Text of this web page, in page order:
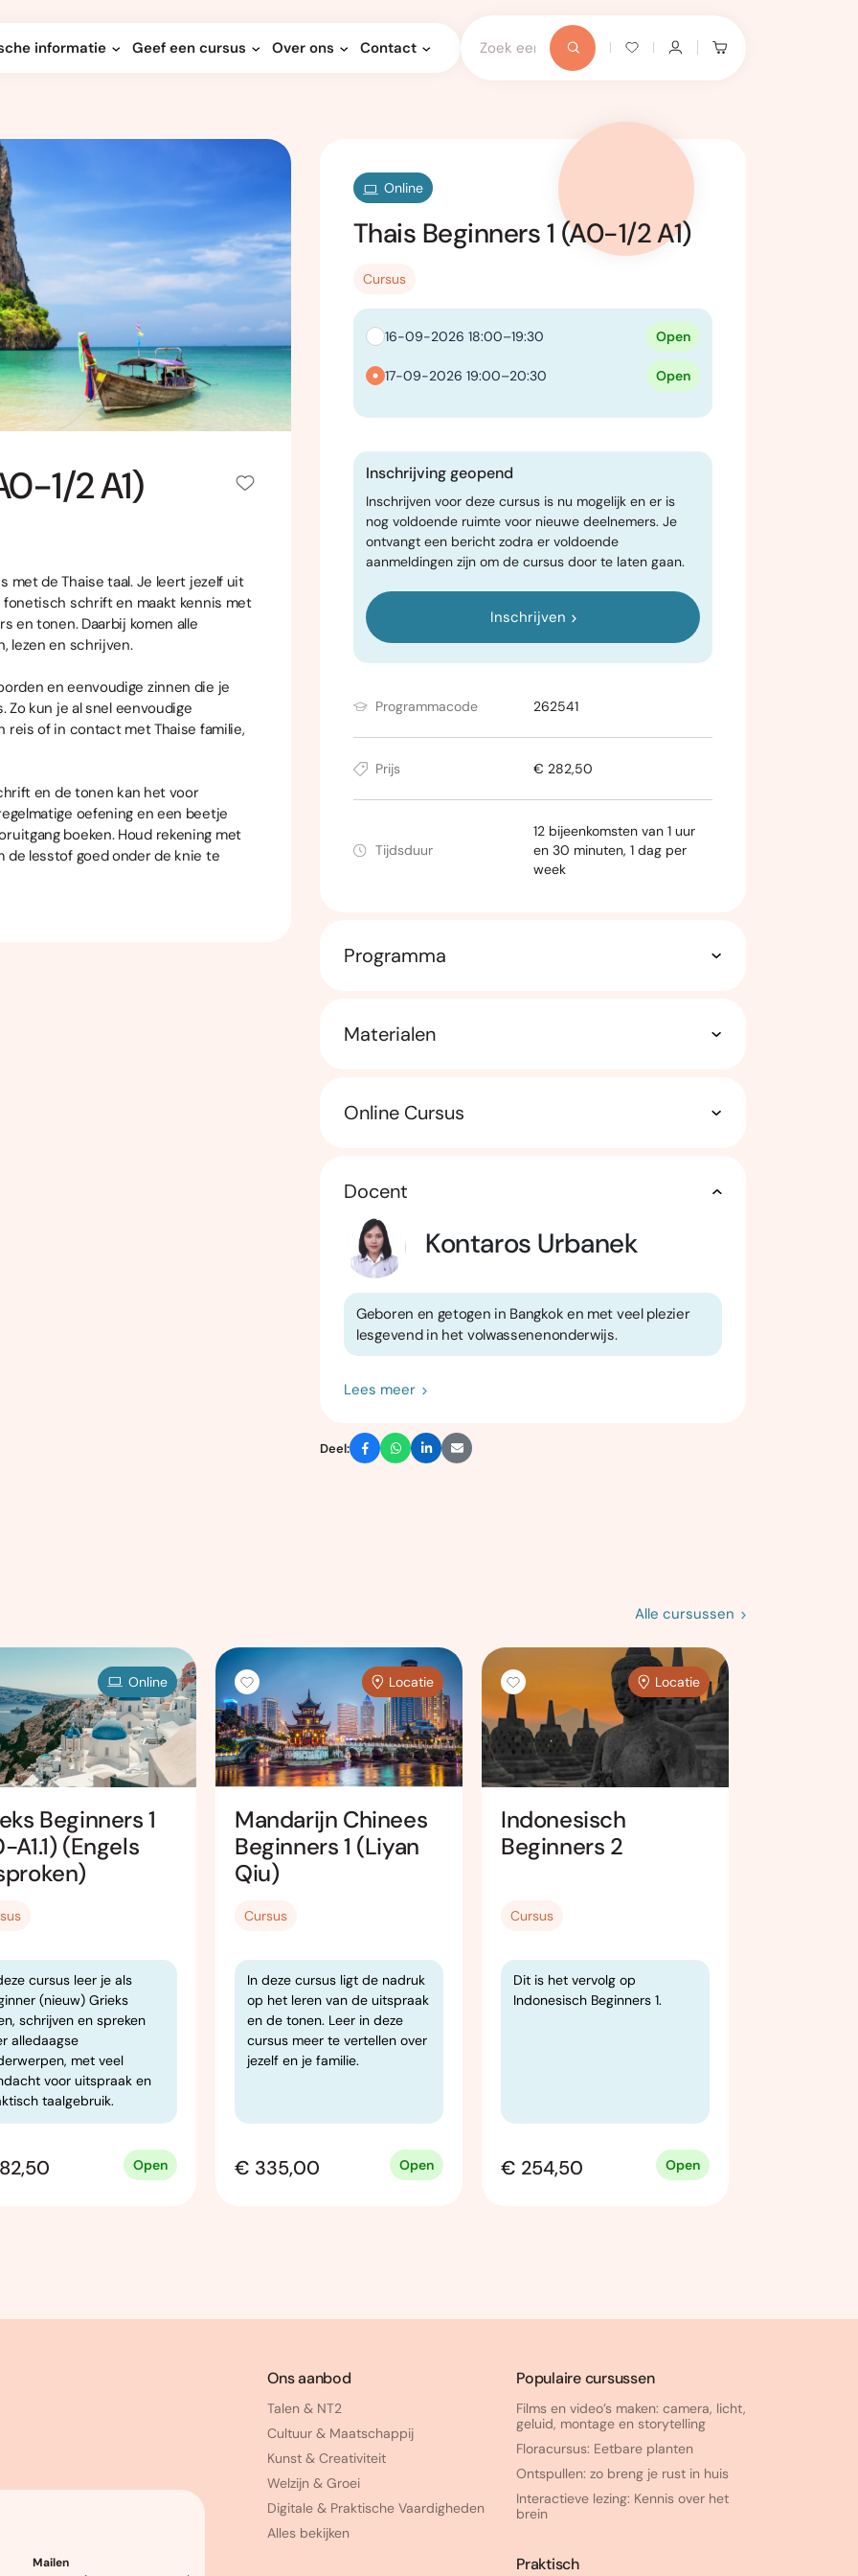
informatie Geef een cursus Over ons Contact
1/2 A1)
met de Thaise taal. Je leert jezelf uit
schrift en maakt kennis met
en tonen. Daarbij komen alle
lezen en schrijven.
en eenvoudige zinnen die je
kun je al snel eenvoudige
reis of in contact met Thaise familie,
en de tonen kan het voor
oefening en een beetje
boeken. Houd rekening met
de lesstof goed onder de knie te
Online
Thais Beginners 1 (A0-1/2 A1)
Cursus
16-09-2026 18:00–19:30 Open
17-09-2026 19:00–20:30 Open
Inschrijving geopend
Inschrijven voor deze cursus is nu mogelijk en er is
nog voldoende ruimte voor nieuwe deelnemers. Je
ontvangt een bericht zodra er voldoende
aanmeldingen zijn om de cursus door te laten gaan.
Inschrijven
Programmacode 262541
Prijs € 282,50
Tijdsduur
12 bijeenkomsten van 1 uur
en 30 minuten, 1 dag per
week
Programma
Materialen
Online Cursus
Docent
Kontaros Urbanek
Geboren en getogen in Bangkok en met veel plezier
lesgevend in het volwassenenonderwijs.
Lees meer
Deel:
Alle cursussen
Online
Beginners 1
A1.1) (Engels
cursus leer je als
(nieuw) Grieks
schrijven en spreken
alledaagse
met veel
voor uitspraak en
taalgebruik.
Open
Locatie
Mandarijn Chinees
Beginners 1 (Liyan
Qiu)
Cursus
In deze cursus ligt de nadruk
op het leren van de uitspraak
en de tonen. Leer in deze
cursus meer te vertellen over
jezelf en je familie.
€ 335,00 Open
Locatie
Indonesisch
Beginners 2
Cursus
Dit is het vervolg op
Indonesisch Beginners 1.
€ 254,50 Open
Mailen
Ons aanbod
Talen & NT2
Cultuur & Maatschappij
Kunst & Creativiteit
Welzijn & Groei
Digitale & Praktische Vaardigheden
Alles bekijken
Populaire cursussen
Films en video’s maken: camera, licht,
geluid, montage en storytelling
Floracursus: Eetbare planten
Ontspullen: zo breng je rust in huis
Interactieve lezing: Kennis over het
brein
Praktisch